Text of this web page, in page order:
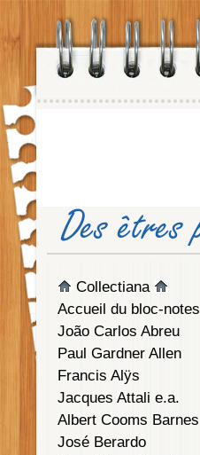
Collectiana
Accueil du bloc-notes
João Carlos Abreu
Paul Gardner Allen
Francis Alÿs
Jacques Attali e.a.
Albert Cooms Barnes
José Berardo